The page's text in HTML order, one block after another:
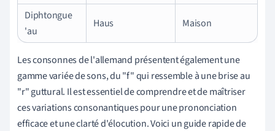
Diphtongue
'au
Haus Maison
Les consonnes de l'allemand présentent également une
gamme variée de sons, du "f" qui ressemble à une brise au
"r" guttural. Il est essentiel de comprendre et de maîtriser
ces variations consonantiques pour une prononciation
efficace et une clarté d'élocution. Voici un guide rapide de